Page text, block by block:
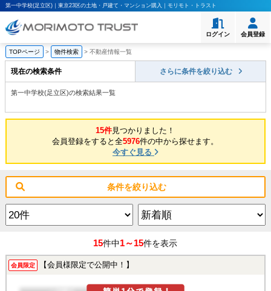
第一中学校(足立区)｜東京23区の土地・戸建て・マンション購入｜モリモト・トラスト
ログイン 会員登録
TOPページ > 物件検索 > 不動産情報一覧
現在の検索条件 さらに条件を絞り込む
第一中学校(足立区)の検索結果一覧
15件見つかりました！
会員登録をすると全5976件の中から探せます。
今すぐ見る
条件を絞り込む
15件中1～15件を表示
会員限定 【会員様限定で公開中！】